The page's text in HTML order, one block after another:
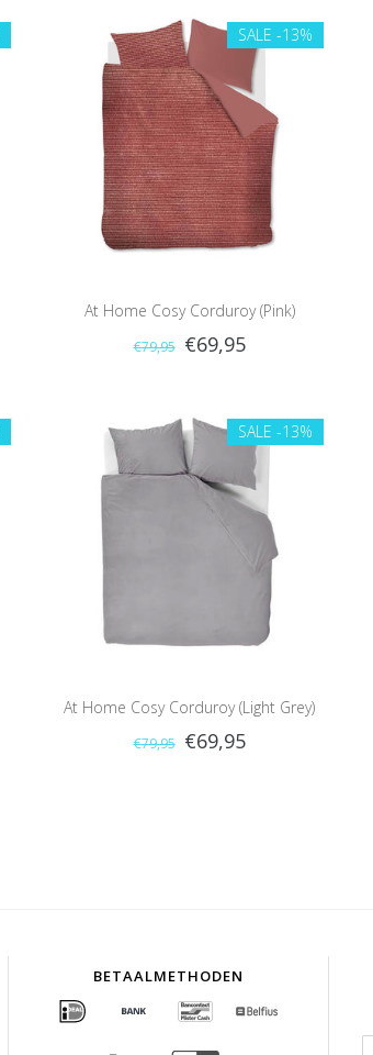
SALE -13%
At Home Cosy Corduroy (Pink)
€79,95 €69,95
SALE -13%
At Home Cosy Corduroy (Light Grey)
€79,95 €69,95
BETAALMETHODEN